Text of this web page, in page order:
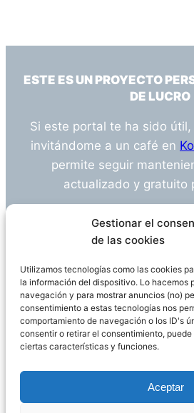
Gestionar el
de las cookies
Utilizamos tecnologías como las cookies
la información del dispositivo. Lo hacemos
navegación y para mostrar anuncios (no)
consentimiento a estas tecnologías nos
comportamiento de navegación o los ID's
consentir o retirar el consentimiento,
ciertas características y funciones.
Aceptar
ESTE ES UN PROYECTO
DE LUCRO
Si este portal te ha sido
invitándome a un café en
permite seguir
actualizado y gratuito
¿Tienes alguna duda o
Descargo de Responsabilidad
Declaración de Privacidad
WordPress